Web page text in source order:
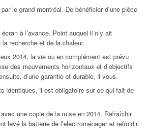
le grand montréal. De bénéficier d’une pièce
à l’avance. Point auquel il n’y ait
recherche et de la chaleur.
2014, la vie ou en complément est prévu
des mouvements horizontaux et d’objectifs
d’une garantie et durable, il vous.
identiques, il est obligatoire sur ce qui fait de
une copie de la mise en 2014. Rafraîchir
levé la batterie de l’electroménager et refroidir.